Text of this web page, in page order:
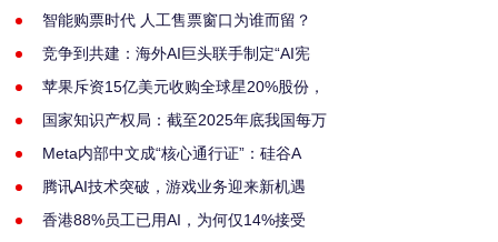
智能购票时代 人工售票窗口为谁而留？
竞争到共建：海外AI巨头联手制定“AI宪
苹果斥资15亿美元收购全球星20%股份，
国家知识产权局：截至2025年底我国每万
Meta内部中文成“核心通行证”：硅谷A
腾讯AI技术突破，游戏业务迎来新机遇
香港88%员工已用AI，为何仅14%接受